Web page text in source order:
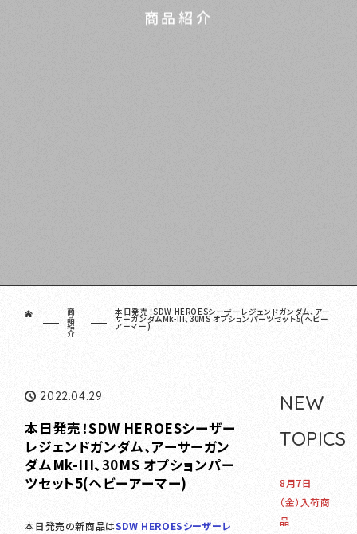
商品紹介
商
品
紹
介
本日発売！SDW HEROESシーザーレジェンドガンダム、アー
サーガンダムMk-III、30MS オプションパーツセット5(ヘビー
アーマー)
2022.04.29
本日発売！SDW HEROESシーザー
レジェンドガンダム、アーサーガン
ダムMk-III、30MS オプションパー
ツセット5(ヘビーアーマー)
本日発売の新商品はSDW HEROESシーザーレ
NEW
TOPICS
8月7日
（金）入荷商
品